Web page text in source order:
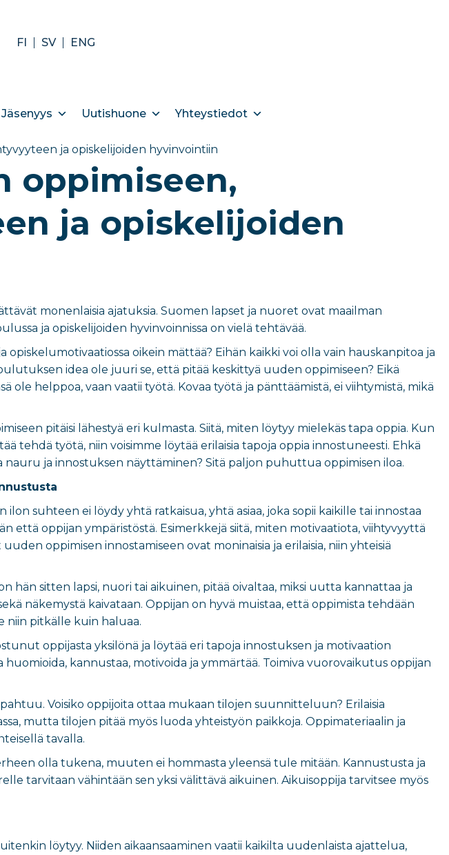
FI SV ENG
Jäsenyys Uutishuone Yhteystiedot
ja opiskelijoiden hyvinvointiin
oppimiseen,
ja opiskelijoiden
monenlaisia ajatuksia. Suomen lapset ja nuoret ovat maailman
ja opiskelijoiden hyvinvoinnissa on vielä tehtävää.
opiskelumotivaatiossa oikein mättää? Eihän kaikki voi olla vain hauskanpitoa ja
idea ole juuri se, että pitää keskittyä uuden oppimiseen? Eikä
ole helppoa, vaan vaatii työtä. Kovaa työtä ja pänttäämistä, ei viihtymistä, mikä
pitäisi lähestyä eri kulmasta. Siitä, miten löytyy mielekäs tapa oppia. Kun
tehdä työtä, niin voisimme löytää erilaisia tapoja oppia innostuneesti. Ehkä
ja innostuksen näyttäminen? Sitä paljon puhuttua oppimisen iloa.
suhteen ei löydy yhtä ratkaisua, yhtä asiaa, joka sopii kaikille tai innostaa
että oppijan ympäristöstä. Esimerkkejä siitä, miten motivaatiota, viihtyvyyttä
oppimisen innostamiseen ovat moninaisia ja erilaisia, niin yhteisiä
hän sitten lapsi, nuori tai aikuinen, pitää oivaltaa, miksi uutta kannattaa ja
näkemystä kaivataan. Oppijan on hyvä muistaa, että oppimista tehdään
niin pitkälle kuin haluaa.
oppijasta yksilönä ja löytää eri tapoja innostuksen ja motivaation
huomioida, kannustaa, motivoida ja ymmärtää. Toimiva vuorovaikutus oppijan
Voisiko oppijoita ottaa mukaan tilojen suunnitteluun? Erilaisia
mutta tilojen pitää myös luoda yhteistyön paikkoja. Oppimateriaalin ja
tavalla.
olla tukena, muuten ei hommasta yleensä tule mitään. Kannustusta ja
tarvitaan vähintään sen yksi välittävä aikuinen. Aikuisoppija tarvitsee myös
löytyy. Niiden aikaansaaminen vaatii kaikilta uudenlaista ajattelua,